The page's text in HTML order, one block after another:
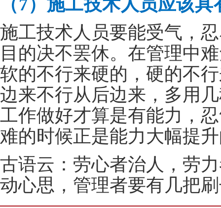
（7）施工技术人员应该
施工技术人员要能受气，
目的决不罢休。在管理中
软的不行来硬的，硬的不
边来不行从后边来，多用
工作做好才算是有能力，
难的时候正是能力大幅提
古语云：劳心者治人，劳
动心思，管理者要有几把